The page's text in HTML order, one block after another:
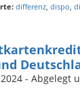
differenz dispo
- Abgelegt